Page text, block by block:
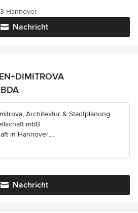
Nachricht
Hannover
Architektur & Stadtplanung
mbB
in Hannover,...
Nachricht